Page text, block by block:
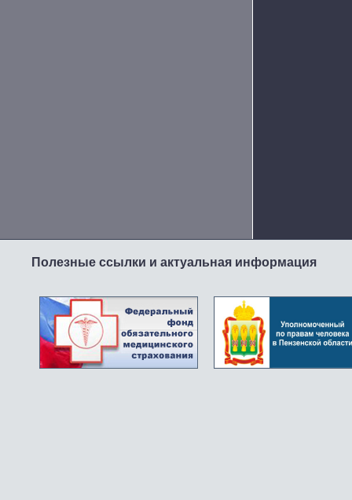
Полезные ссылки и актуальная информация